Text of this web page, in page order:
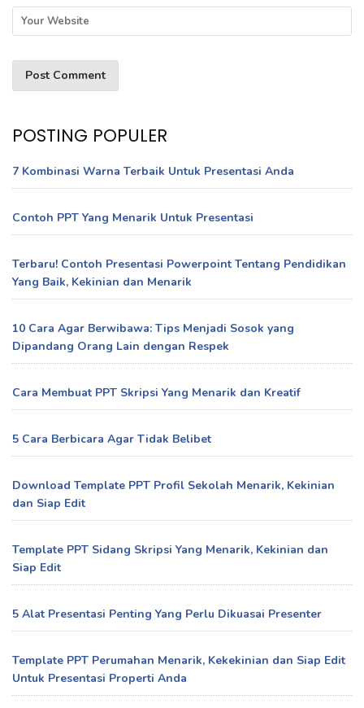
POSTING POPULER
7 Kombinasi Warna Terbaik Untuk Presentasi Anda
Contoh PPT Yang Menarik Untuk Presentasi
Terbaru! Contoh Presentasi Powerpoint Tentang Pendidikan
Yang Baik, Kekinian dan Menarik
10 Cara Agar Berwibawa: Tips Menjadi Sosok yang
Dipandang Orang Lain dengan Respek
Cara Membuat PPT Skripsi Yang Menarik dan Kreatif
5 Cara Berbicara Agar Tidak Belibet
Download Template PPT Profil Sekolah Menarik, Kekinian
dan Siap Edit
Template PPT Sidang Skripsi Yang Menarik, Kekinian dan
Siap Edit
5 Alat Presentasi Penting Yang Perlu Dikuasai Presenter
Template PPT Perumahan Menarik, Kekekinian dan Siap Edit
Untuk Presentasi Properti Anda